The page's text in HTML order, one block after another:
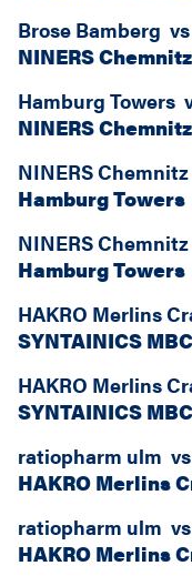
Brose Bamberg vs
NINERS Chemnitz
Hamburg Towers
NINERS Chemnitz
NINERS Chemnitz
Hamburg Towers
NINERS Chemnitz
Hamburg Towers
HAKRO Merlins
SYNTAINICS MBC
HAKRO Merlins
SYNTAINICS MBC
ratiopharm ulm vs
HAKRO Merlins
ratiopharm ulm vs
HAKRO Merlins